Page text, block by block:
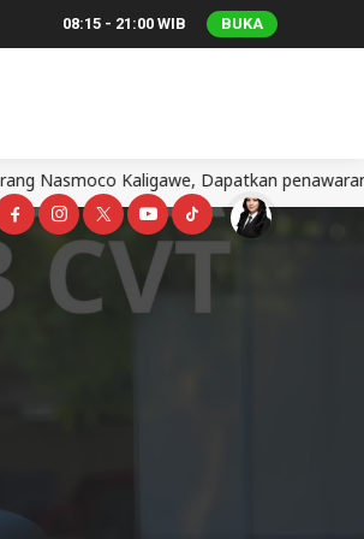
08:15 - 21:00 WIB BUKA
penawaran terbaik Erlyn mobil